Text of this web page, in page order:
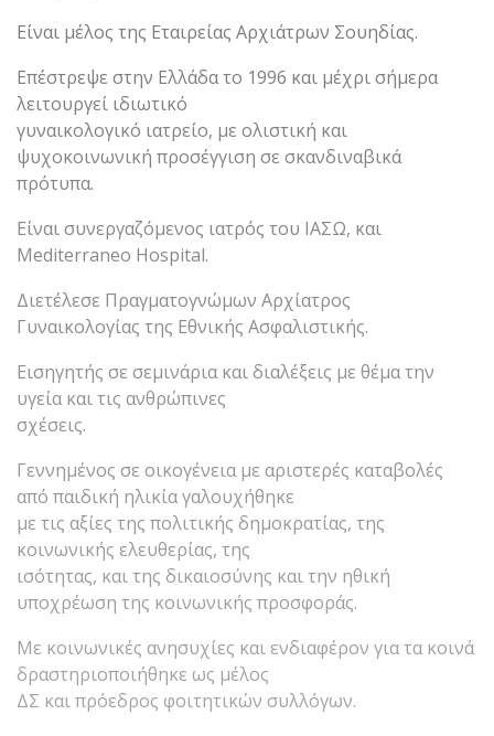
Είναι μέλος της Εταιρείας Αρχιάτρων Σουηδίας.
Επέστρεψε στην Ελλάδα το 1996 και μέχρι σήμερα
λειτουργεί ιδιωτικό
γυναικολογικό ιατρείο, με ολιστική και
ψυχοκοινωνική προσέγγιση σε σκανδιναβικά
πρότυπα.
Είναι συνεργαζόμενος ιατρός του ΙΑΣΩ, και
Mediterraneo Hospital.
Διετέλεσε Πραγματογνώμων Αρχίατρος
Γυναικολογίας της Εθνικής Ασφαλιστικής.
Εισηγητής σε σεμινάρια και διαλέξεις με θέμα την
υγεία και τις ανθρώπινες
σχέσεις.
Γεννημένος σε οικογένεια με αριστερές καταβολές
από παιδική ηλικία γαλουχήθηκε
με τις αξίες της πολιτικής δημοκρατίας, της
κοινωνικής ελευθερίας, της
ισότητας, και της δικαιοσύνης και την ηθική
υποχρέωση της κοινωνικής προσφοράς.
Με κοινωνικές ανησυχίες και ενδιαφέρον για τα κοινά
δραστηριοποιήθηκε ως μέλος
ΔΣ και πρόεδρος φοιτητικών συλλόγων.